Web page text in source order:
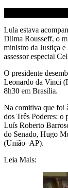
Lula estava
Dilma Rousseff, o
ministro da Justiça
assessor especial
O presidente
Leonardo da Vinci
8h30 em Brasília.
Na comitiva que foi
dos Três Poderes: o
Luís Roberto
do Senado, Hugo
(União–AP).
Leia Mais: